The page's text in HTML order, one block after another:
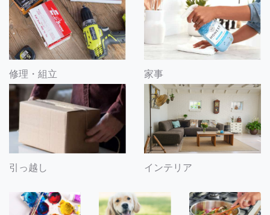
修理・組立 家事
引っ越し インテリア